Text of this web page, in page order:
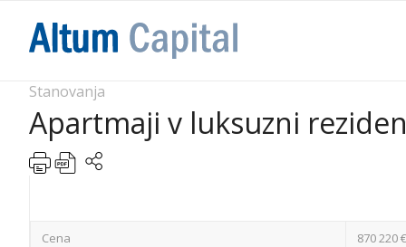
Stanovanja
Apartmaji v luksuzni
Cena 870 220 €